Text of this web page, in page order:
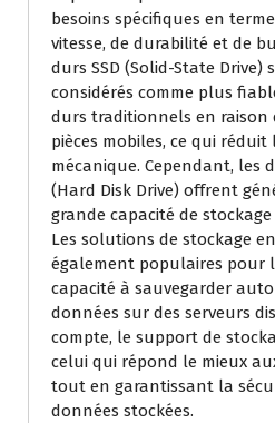
besoins spécifiques en
vitesse, de durabilité et de
durs SSD (Solid-State Drive)
considérés comme plus
durs traditionnels en raison
pièces mobiles, ce qui
mécanique. Cependant, les
(Hard Disk Drive) offrent
grande capacité de
Les solutions de stockage
également populaires pour
capacité à sauvegarder
données sur des serveurs
compte, le support de
celui qui répond le mieux
tout en garantissant la
données stockées.